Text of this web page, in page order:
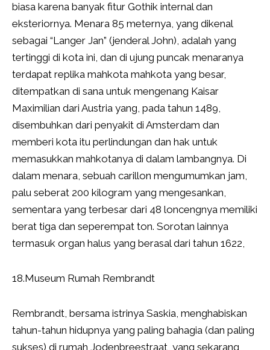
biasa karena banyak fitur Gothik internal dan
eksteriornya. Menara 85 meternya, yang dikenal
sebagai “Langer Jan” (jenderal John), adalah yang
tertinggi di kota ini, dan di ujung puncak menaranya
terdapat replika mahkota mahkota yang besar,
ditempatkan di sana untuk mengenang Kaisar
Maximilian dari Austria yang, pada tahun 1489,
disembuhkan dari penyakit di Amsterdam dan
memberi kota itu perlindungan dan hak untuk
memasukkan mahkotanya di dalam lambangnya. Di
dalam menara, sebuah carillon mengumumkan jam,
palu seberat 200 kilogram yang mengesankan,
sementara yang terbesar dari 48 loncengnya memiliki
berat tiga dan seperempat ton. Sorotan lainnya
termasuk organ halus yang berasal dari tahun 1622,
18.Museum Rumah Rembrandt
Rembrandt, bersama istrinya Saskia, menghabiskan
tahun-tahun hidupnya yang paling bahagia (dan paling
sukses) di rumah Jodenbreestraat, yang sekarang